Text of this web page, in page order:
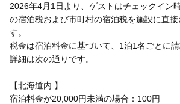
2026年4月1日より、ゲストはチェックイン
の宿泊税および市町村の宿泊税を施設に直
す。
税金は宿泊料金に基づいて、1泊1名ごとに請
詳細は次の通りです。
【北海道内 】
宿泊料金が20,000円未満の場合：100円